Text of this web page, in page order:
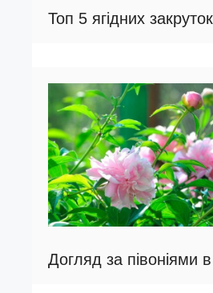
Топ 5 ягідних закруток
Догляд за півоніями в